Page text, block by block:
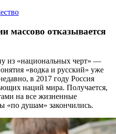
массово отказывается
из «национальных черт» —
«водка и русский» уже
в 2017 году Россия
наций мира. Получается,
на все жизненные
«по душам» закончились.